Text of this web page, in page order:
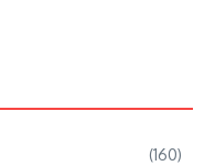
(160)